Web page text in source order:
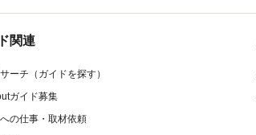
関連
ーチ（ガイドを探す）
ガイド募集
の仕事・取材依頼